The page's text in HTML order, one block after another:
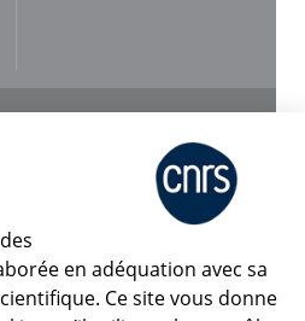
Le Mag
en adéquation avec sa
Ce site vous donne